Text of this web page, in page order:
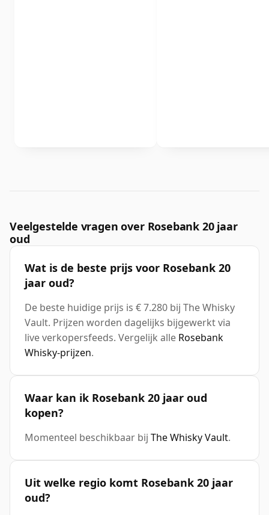
Veelgestelde vragen over Rosebank 20 jaar
oud
Wat is de beste prijs voor Rosebank 20
jaar oud?
De beste huidige prijs is € 7.280 bij The Whisky
Vault. Prijzen worden dagelijks bijgewerkt via
live verkopersfeeds. Vergelijk alle Rosebank
Whisky-prijzen.
Waar kan ik Rosebank 20 jaar oud
kopen?
Momenteel beschikbaar bij The Whisky Vault.
Uit welke regio komt Rosebank 20 jaar
oud?